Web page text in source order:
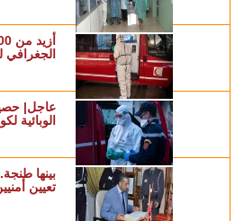
الجغرافي
عاجل|
الوبائية
بينها
تعيين